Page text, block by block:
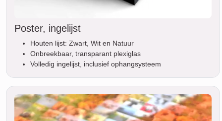
Poster, ingelijst
Houten lijst: Zwart, Wit en Natuur
Onbreekbaar, transparant plexiglas
Volledig ingelijst, inclusief ophangsysteem